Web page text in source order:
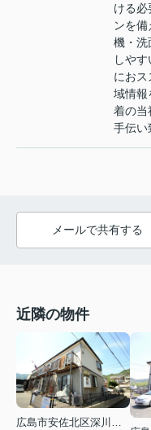
ける必
ンを
機・洗
しや
にお
域情報
着の当
手伝い
メールで共有する
近隣の物件
広島市安佐北区深川１丁目